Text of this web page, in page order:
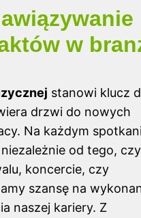
w
stanowi klucz
drzwi do nowych
Na każdym
od tego, czy
koncercie, czy
szansę na
naszej kariery. Z